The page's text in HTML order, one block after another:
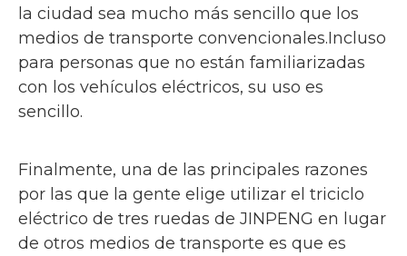
la ciudad sea mucho más sencillo que los
medios de transporte convencionales.Incluso
para personas que no están familiarizadas
con los vehículos eléctricos, su uso es
sencillo.
Finalmente, una de las principales razones
por las que la gente elige utilizar el triciclo
eléctrico de tres ruedas de JINPENG en lugar
de otros medios de transporte es que es